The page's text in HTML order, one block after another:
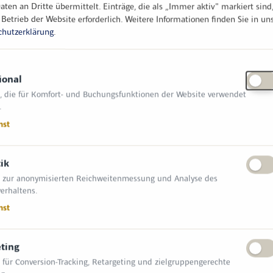
GMBH
, Rostocker Straße 10
Verkehrstechnik & -sicherheit
GMBH
an Dritte übermittelt. Einträge, die als „Immer aktiv" markiert
der Website erforderlich. Weitere Informationen finden Sie in
.
die für Komfort- und Buchungsfunktionen der Website verwendet
zur anonymisierten Reichweitenmessung und Analyse des
für Conversion-Tracking, Retargeting und zielgruppengerechte